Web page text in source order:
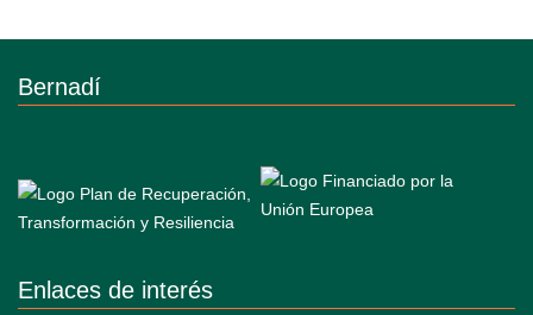
Bernadí
Enlaces de interés